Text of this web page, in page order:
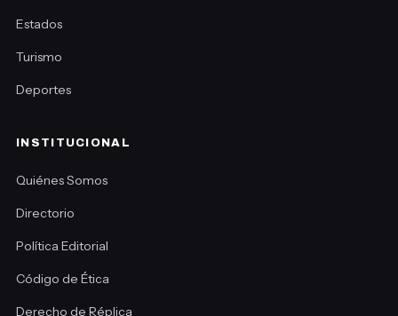
Estados
Turismo
Deportes
INSTITUCIONAL
Quiénes Somos
Directorio
Política Editorial
Código de Ética
Derecho de Réplica